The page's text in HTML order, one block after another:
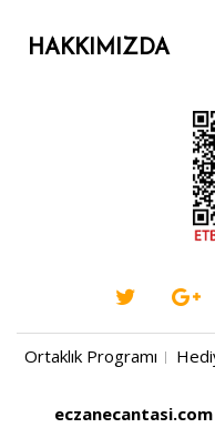
HAKKIMIZDA
Ortaklık Programı